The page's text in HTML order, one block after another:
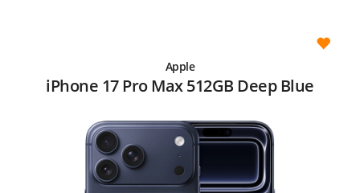
Apple
iPhone 17 Pro Max 512GB Deep Blue